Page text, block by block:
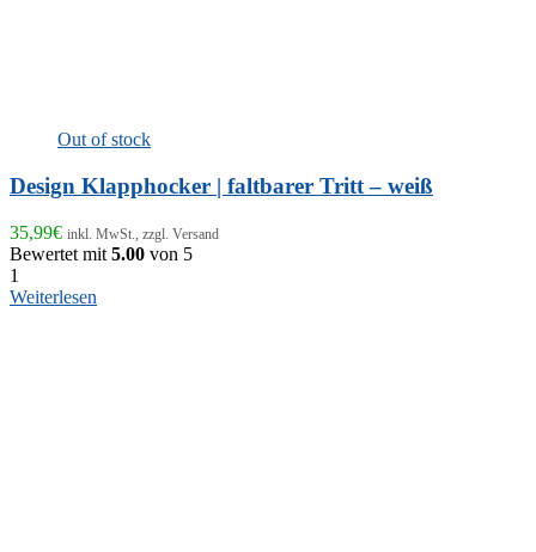
Out of stock
Design Klapphocker | faltbarer Tritt – weiß
35,99€ inkl. MwSt., zzgl. Versand
Bewertet mit 5.00 von 5
1
Weiterlesen